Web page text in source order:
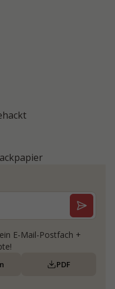
E-Mail-Postfach +
PDF